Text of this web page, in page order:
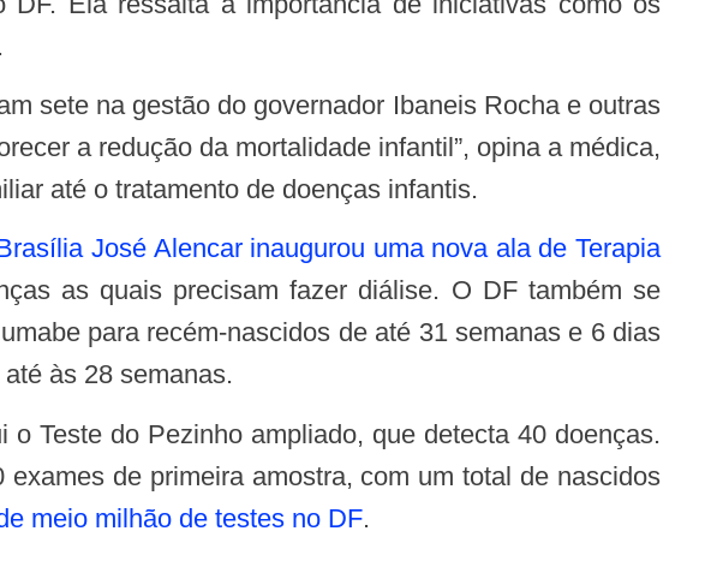
a redução da mortalidade infantil”, opina a médica,
até o tratamento de doenças infantis.
José Alencar inaugurou uma nova ala de Terapia
as quais precisam fazer diálise. O DF também se
para recém-nascidos de até 31 semanas e 6 dias
às 28 semanas.
de primeira amostra, com um total de nascidos
meio milhão de testes no DF.